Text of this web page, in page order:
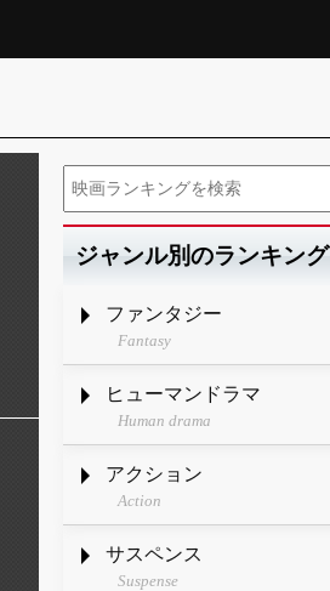
ジャンル別のランキング
ファンタジー
Fantasy
ヒューマンドラマ
Human drama
アクション
Action
サスペンス
Suspense